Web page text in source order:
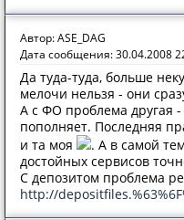
Автор: ASE_DAG
Дата сообщения: 30.04.2008
Да туда-туда, больше
мелочи нельзя - они
А с ФО проблема другая
пополняет. Последняя
и та моя
. А в самой
достойных сервисов
С депозитом проблема
http://